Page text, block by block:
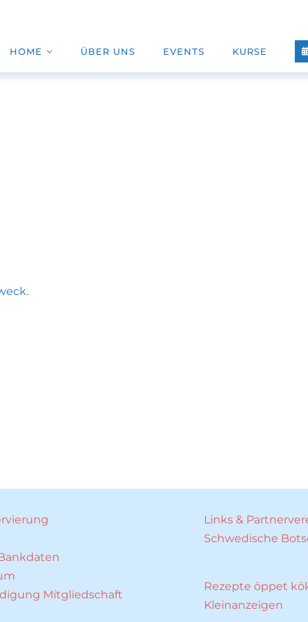
HOME ÜBER UNS EVENTS KURSE
Mitgliedschaft
Links &
Schwedische
Rezepte öppet
Kleinanzeigen